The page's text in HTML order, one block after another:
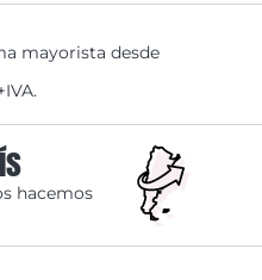
mayorista desde
hacemos